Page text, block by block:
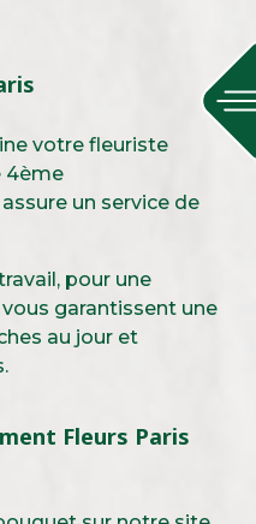
votre fleuriste
4ème
un service de
pour une
garantissent une
au jour et
Fleurs Paris